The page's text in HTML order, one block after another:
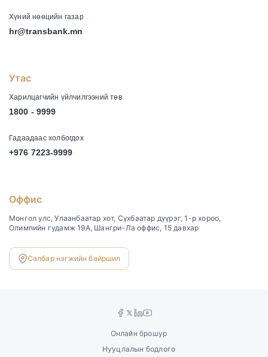
Хүний нөөцийн газар
hr@transbank.mn
Утас
Харилцагчийн үйлчилгээний төв
1800 - 9999
Гадаадаас холбогдох
+976 7223-9999
Оффис
Монгол улс, Улаанбаатар хот, Сүхбаатар дүүрэг, 1-р хороо,
Олимпийн гудамж 19А, Шангри-Ла оффис, 15 давхар
Салбар нэгжийн байршил
Нууцлалын бодлого
Онлайн брошур